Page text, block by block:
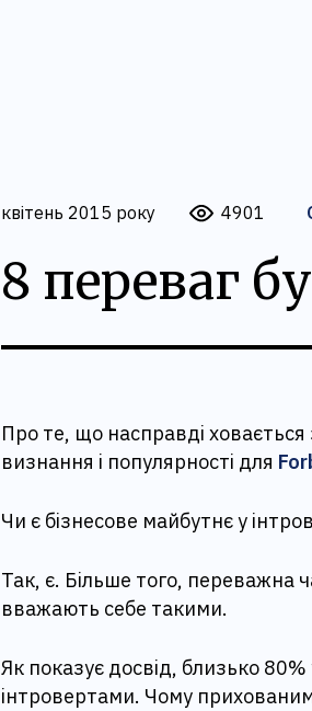
квітень 2015 року 4901
8 переваг
Про те, що насправді
визнання і популярності для
Чи є бізнесове майбутнє у
Так, є. Більше того, переважна
вважають себе такими.
Як показує досвід, близько
інтровертами. Чому